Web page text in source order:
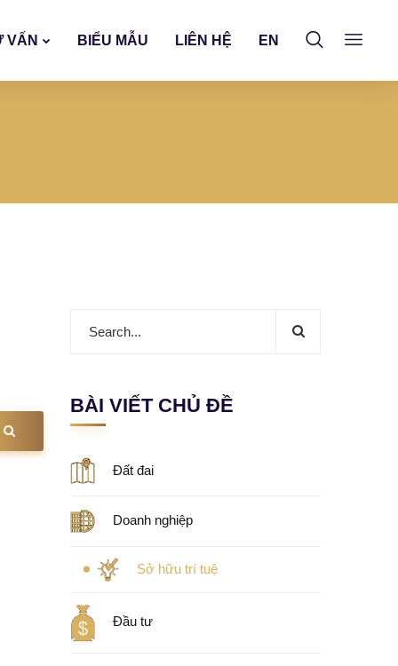
VẤN BIỂU MẪU LIÊN HỆ EN
BÀI VIẾT CHỦ ĐỀ
Đất đai
Doanh nghiệp
Sở hữu trí tuệ
Đầu tư